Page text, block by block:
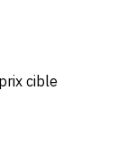
cible